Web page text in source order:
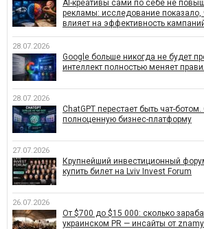
AI-креативы сами по себе не
рекламы: исследование
влияет на эффективность
28.07.2026
Google больше никогда не будет
интеллект полностью меняет
28.07.2026
ChatGPT перестает быть чат-
полноценную бизнес-платформу
27.07.2026
Крупнейший инвестиционный
купить билет на Lviv Invest Forum
26.07.2026
От $700 до $15 000: сколько
украинском PR — инсайты от